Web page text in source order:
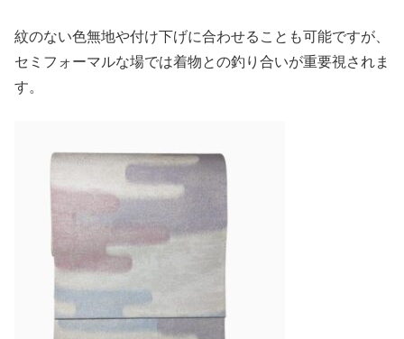
紋のない色無地や付け下げに合わせることも可能ですが、
セミフォーマルな場では着物との釣り合いが重要視されま
す。